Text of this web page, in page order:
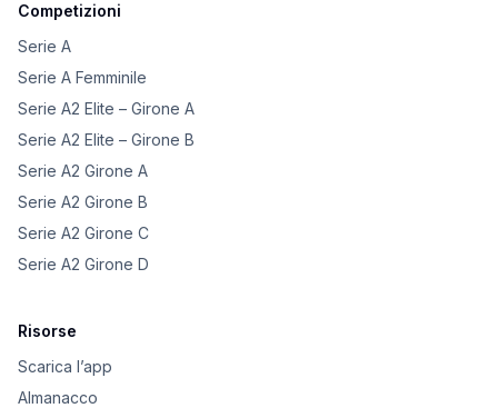
Competizioni
Serie A
Serie A Femminile
Serie A2 Elite – Girone A
Serie A2 Elite – Girone B
Serie A2 Girone A
Serie A2 Girone B
Serie A2 Girone C
Serie A2 Girone D
Risorse
Scarica l’app
Almanacco